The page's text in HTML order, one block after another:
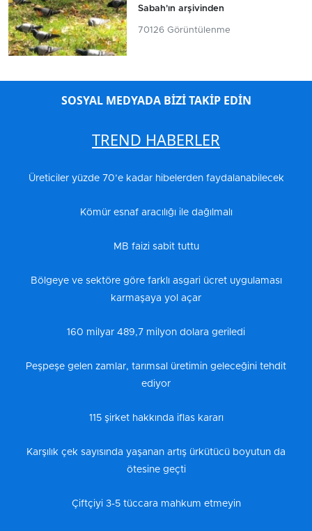
Sabah'ın arşivinden
70126 Görüntülenme
SOSYAL MEDYADA BİZİ TAKİP EDİN
TREND HABERLER
Üreticiler yüzde 70’e kadar hibelerden faydalanabilecek
Kömür esnaf aracılığı ile dağılmalı
MB faizi sabit tuttu
Bölgeye ve sektöre göre farklı asgari ücret uygulaması
karmaşaya yol açar
160 milyar 489,7 milyon dolara geriledi
Peşpeşe gelen zamlar, tarımsal üretimin geleceğini tehdit
ediyor
115 şirket hakkında iflas kararı
Karşılık çek sayısında yaşanan artış ürkütücü boyutun da
ötesine geçti
Çiftçiyi 3-5 tüccara mahkum etmeyin